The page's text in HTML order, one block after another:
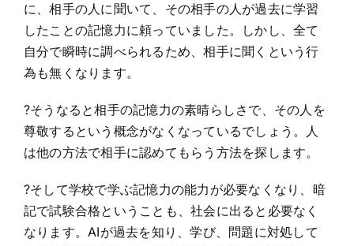
に、相手の人に聞いて、その相手の人が過去に学習
したことの記憶力に頼っていました。しかし、全て
自分で瞬時に調べられるため、相手に聞くという行
為も無くなります。
?そうなると相手の記憶力の素晴らしさで、その人を
尊敬するという概念がなくなっているでしょう。人
は他の方法で相手に認めてもらう方法を探します。
?そして学校で学ぶ記憶力の能力が必要なくなり、暗
記で試験合格ということも、社会に出ると必要なく
なります。AIが過去を知り、学び、問題に対処して